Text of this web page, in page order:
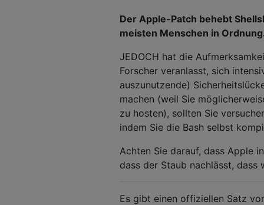
Der Apple-Patch behebt
meisten Menschen in
JEDOCH hat die
Forscher veranlasst, sich
auszunutzende)
machen (weil Sie
zu hosten), sollten Sie
indem Sie die Bash selbst
Achten Sie darauf, dass Apple
dass der Staub nachlässt,
Es gibt einen offiziellen Satz